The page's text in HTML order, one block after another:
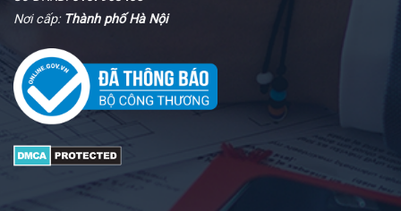
Nơi cấp: Thành phố Hà Nội